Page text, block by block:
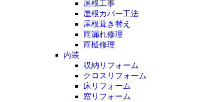
屋根工事
屋根カバー工法
屋根葺き替え
雨漏れ修理
雨樋修理
内装
収納リフォーム
クロスリフォーム
床リフォーム
窓リフォーム